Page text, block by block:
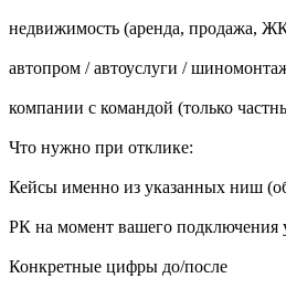
недвижимость (аренда, продажа,
автопром / автоуслуги /
компании с командой (только
Что нужно при отклике:
Кейсы именно из указанных ниш
РК на момент вашего подключения
Конкретные цифры до/после